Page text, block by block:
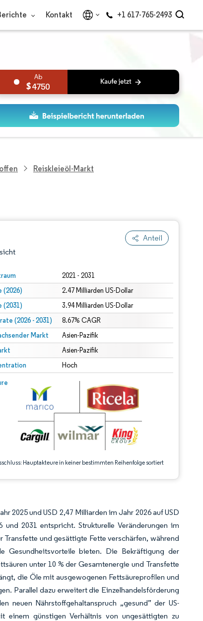
Kontakt +1 617-765-2493
4750
Reiskleieöl-Markt
Anteil
2021 - 2031
(2026) 2.47 Milliarden US-Dollar
(2031) 3.94 Milliarden US-Dollar
(2026 - 2031) 8.67% CAGR
Markt Asien-Pazifik
Asien-Pazifik
Hoch
Hauptakteure in keiner bestimmten Reihenfolge sortiert
Wiederverwendung erfordert Namensnennung gemäß CC BY 4.0.
gemäß CC BY 4.0.
2025 und USD 2,47 Milliarden im Jahr 2026 auf USD
2031 entspricht. Strukturelle Veränderungen im
und gesättigte Fette verschärfen, während
Gesundheitsvorteile bieten. Die Bekräftigung der
unter 10 % der Gesamtenergie und Transfette
die Öle mit ausgewogenen Fettsäureprofilen und
Parallel dazu erweitert die Einzelhandelsförderung
neuen Nährstoffgehaltanspruch „gesund” der US-
einem günstigen Verhältnis von ungesättigten zu